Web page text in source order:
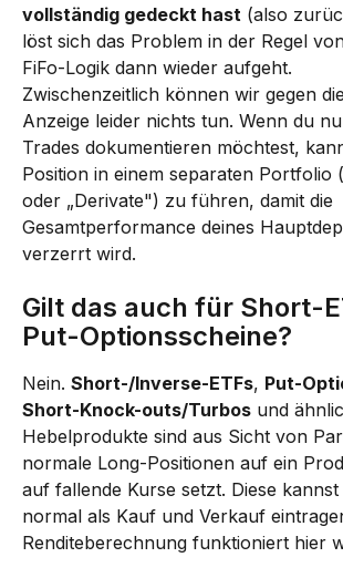
vollständig gedeckt hast (also
löst sich das Problem in der Regel
FiFo-Logik dann wieder aufgeht.
Zwischenzeitlich können wir gegen
Anzeige leider nichts tun. Wenn du
Trades dokumentieren möchtest,
Position in einem separaten Portfolio
oder „Derivate") zu führen, damit die
Gesamtperformance deines
verzerrt wird.
Gilt das auch für Short-
Put-Optionsscheine?
Nein. Short-/Inverse-ETFs, Put-
Short-Knock-outs/Turbos und
Hebelprodukte sind aus Sicht von
normale Long-Positionen auf ein
auf fallende Kurse setzt. Diese
normal als Kauf und Verkauf
Renditeberechnung funktioniert hier